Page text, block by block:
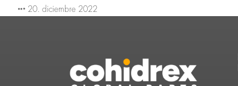
20. diciembre 2022